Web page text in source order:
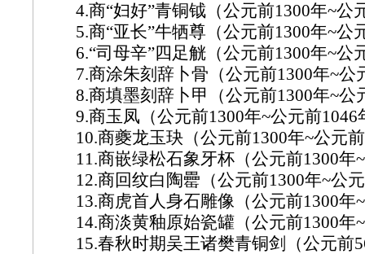
4.商“妇好”青铜钺（公元前1300年~公
5.商“亚长”牛牺尊（公元前1300年~公
6.“司母辛”四足觥（公元前1300年~公
7.商涂朱刻辞卜骨（公元前1300年~公
8.商填墨刻辞卜甲（公元前1300年~公
9.商玉凤（公元前1300年~公元前1046
10.商夔龙玉玦（公元前1300年~公元
11.商嵌绿松石象牙杯（公元前1300年
12.商回纹白陶罍（公元前1300年~公
13.商虎首人身石雕像（公元前1300年
14.商淡黄釉原始瓷罐（公元前1300年
15.春秋时期吴王诸樊青铜剑（公元前